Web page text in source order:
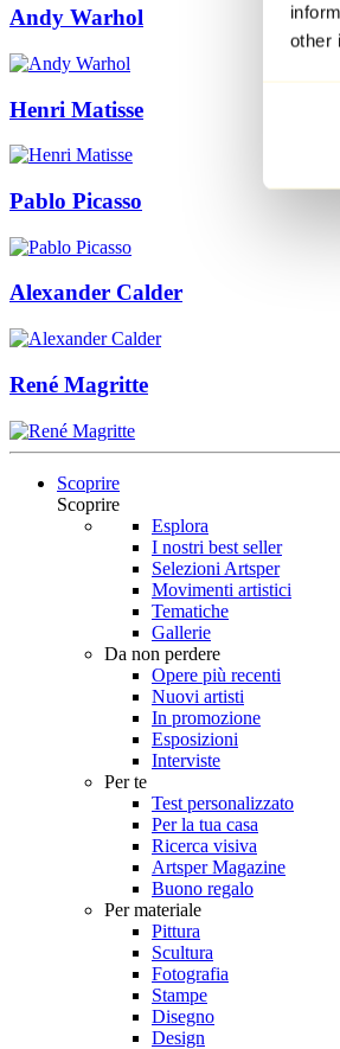
other
Andy Warhol
Henri Matisse
Pablo Picasso
Alexander Calder
René Magritte
Scoprire
Scoprire
Esplora
I nostri best seller
Selezioni Artsper
Movimenti artistici
Tematiche
Gallerie
Da non perdere
Opere più recenti
Nuovi artisti
In promozione
Esposizioni
Interviste
Per te
Test personalizzato
Per la tua casa
Ricerca visiva
Artsper Magazine
Buono regalo
Per materiale
Pittura
Scultura
Fotografia
Stampe
Disegno
Design